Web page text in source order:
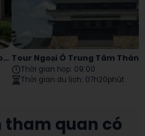
Chuyến Đi Trong Ngày Ở Nagoya Meiji Mura
Thời gian họp: 09:00
Thời gian du lịch: 07h20phút
tham quan có